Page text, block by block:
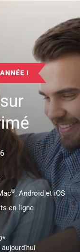
!
®, Android et iOS
en ligne
*
aujourd'hui